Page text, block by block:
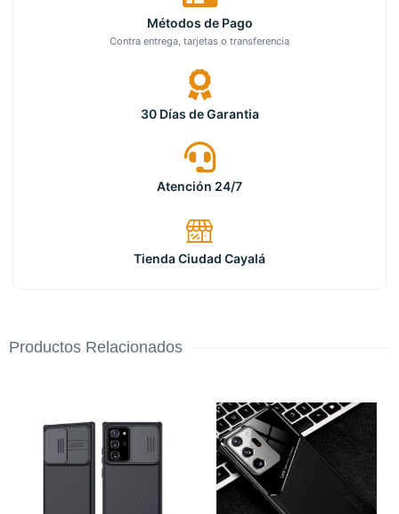
Métodos de Pago
Contra entrega, tarjetas o transferencia
30 Días de Garantia
Atención 24/7
Tienda Ciudad Cayalá
Productos Relacionados